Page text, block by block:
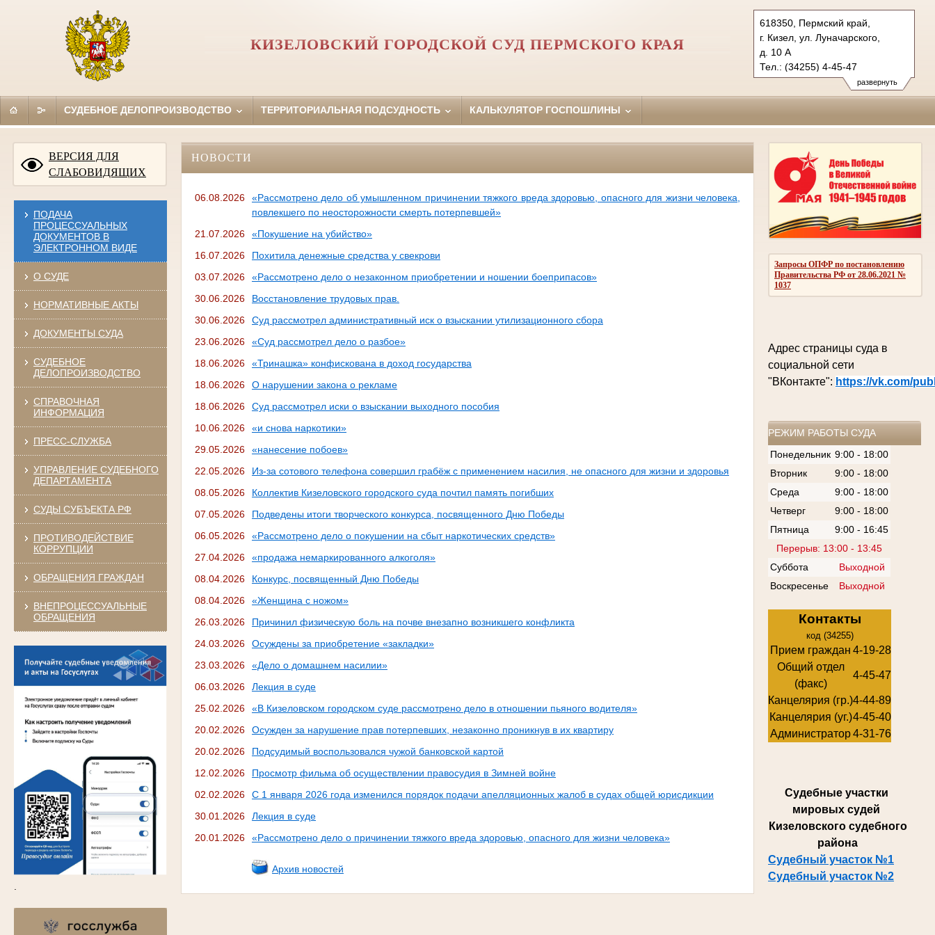
развернуть
618350, Пермский край,
г. Кизел, ул. Луначарского,
д. 10 А
Тел.: (34255) 4-45-47
kizelovsky.perm@sudrf.ru
КИЗЕЛОВСКИЙ ГОРОДСКОЙ СУД ПЕРМСКОГО КРАЯ
СУДЕБНОЕ ДЕЛОПРОИЗВОДСТВО ТЕРРИТОРИАЛЬНАЯ ПОДСУДНОСТЬ КАЛЬКУЛЯТОР ГОСПОШЛИНЫ
ВЕРСИЯ ДЛЯ
СЛАБОВИДЯЩИХ
ПОДАЧА
ПРОЦЕССУАЛЬНЫХ
ДОКУМЕНТОВ В
ЭЛЕКТРОННОМ ВИДЕ
О СУДЕ
НОРМАТИВНЫЕ АКТЫ
ДОКУМЕНТЫ СУДА
СУДЕБНОЕ
ДЕЛОПРОИЗВОДСТВО
СПРАВОЧНАЯ
ИНФОРМАЦИЯ
ПРЕСС-СЛУЖБА
УПРАВЛЕНИЕ СУДЕБНОГО
ДЕПАРТАМЕНТА
СУДЫ СУБЪЕКТА РФ
ПРОТИВОДЕЙСТВИЕ
КОРРУПЦИИ
ОБРАЩЕНИЯ ГРАЖДАН
ВНЕПРОЦЕССУАЛЬНЫЕ
ОБРАЩЕНИЯ
Запросы ОПФР по постановлению
Правительства РФ от 28.06.2021 №
1037
Адрес страницы суда в
социальной сети
"ВКонтакте": https://vk.com/
РЕЖИМ РАБОТЫ СУДА
Понедельник 9:00 - 18:00
Вторник
9:00 - 18:00
Среда
9:00 - 18:00
Четверг
9:00 - 18:00
Пятница
9:00 - 16:45
Перерыв: 13:00 - 13:45
Суббота
Выходной
Воскресенье
Выходной
Контакты
код (34255)
Прием граждан 4-19-28
Общий отдел
(факс)
4-45-47
Канцелярия (гр.)4-44-89
Канцелярия (уг.)4-45-40
Администратор4-31-76
Судебные участки
мировых судей
Кизеловского судебного
района
Судебный участок №1
Судебный участок №2
НОВОСТИ
06.08.2026
«Рассмотрено дело об умышленном причинении тяжкого вреда здоровью, опасного для жизни человека,
повлекшего по неосторожности смерть потерпевшей»
21.07.2026
«Покушение на убийство»
16.07.2026
Похитила денежные средства у свекрови
03.07.2026
«Рассмотрено дело о незаконном приобретении и ношении боеприпасов»
30.06.2026
Восстановление трудовых прав.
30.06.2026
Суд рассмотрел административный иск о взыскании утилизационного сбора
23.06.2026
«Суд рассмотрел дело о разбое»
18.06.2026
«Тринашка» конфискована в доход государства
18.06.2026
О нарушении закона о рекламе
18.06.2026
Суд рассмотрел иски о взыскании выходного пособия
10.06.2026
«и снова наркотики»
29.05.2026
«нанесение побоев»
22.05.2026
Из-за сотового телефона совершил грабёж с применением насилия, не опасного для жизни и здоровья
08.05.2026
Коллектив Кизеловского городского суда почтил память погибших
07.05.2026
Подведены итоги творческого конкурса, посвященного Дню Победы
06.05.2026
«Рассмотрено дело о покушении на сбыт наркотических средств»
27.04.2026
«продажа немаркированного алкоголя»
08.04.2026
Конкурс, посвященный Дню Победы
08.04.2026
«Женщина с ножом»
26.03.2026
Причинил физическую боль на почве внезапно возникшего конфликта
24.03.2026
Осуждены за приобретение «закладки»
23.03.2026
«Дело о домашнем насилии»
06.03.2026
Лекция в суде
25.02.2026
«В Кизеловском городском суде рассмотрено дело в отношении пьяного водителя»
20.02.2026
Осужден за нарушение прав потерпевших, незаконно проникнув в их квартиру
20.02.2026
Подсудимый воспользовался чужой банковской картой
12.02.2026
Просмотр фильма об осуществлении правосудия в Зимней войне
02.02.2026
С 1 января 2026 года изменился порядок подачи апелляционных жалоб в судах общей юрисдикции
30.01.2026
Лекция в суде
20.01.2026
«Рассмотрено дело о причинении тяжкого вреда здоровью, опасного для жизни человека»
Архив новостей